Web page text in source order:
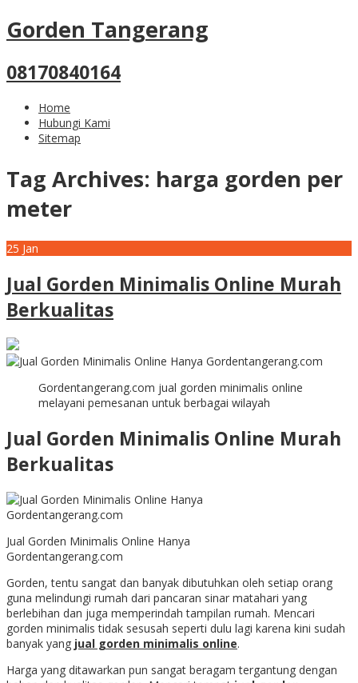
Gorden Tangerang
08170840164
Home
Hubungi Kami
Sitemap
Tag Archives: harga gorden per
meter
25 Jan
Jual Gorden Minimalis Online Murah
Berkualitas
Gordentangerang.com jual gorden minimalis online
melayani pemesanan untuk berbagai wilayah
Jual Gorden Minimalis Online Murah
Berkualitas
Jual Gorden Minimalis Online Hanya
Gordentangerang.com
Gorden, tentu sangat dan banyak dibutuhkan oleh setiap orang
guna melindungi rumah dari pancaran sinar matahari yang
berlebihan dan juga memperindah tampilan rumah. Mencari
gorden minimalis tidak sesusah seperti dulu lagi karena kini sudah
banyak yang jual gorden minimalis online.
Harga yang ditawarkan pun sangat beragam tergantung dengan